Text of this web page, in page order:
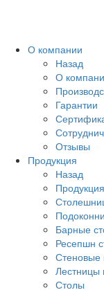
О компании
Назад
О
Гарантии
Отзывы
Продукция
Назад
Продукция
Барные
Ресепшн
Стеновые
Лестницы
Столы